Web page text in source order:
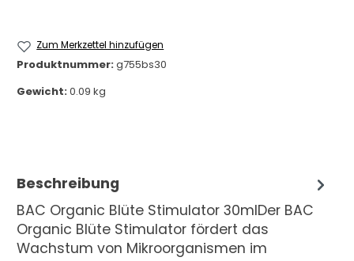
Zum Merkzettel hinzufügen
Produktnummer:g755bs30
Gewicht:0.09 kg
Beschreibung
BAC Organic Blüte Stimulator 30mlDer BAC
Organic Blüte Stimulator fördert das
Wachstum von Mikroorganismen im